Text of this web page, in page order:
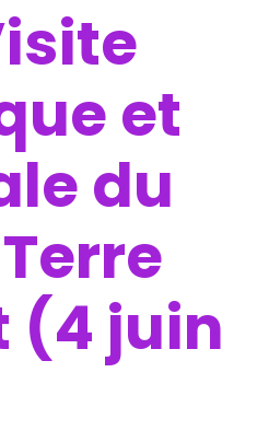
et
du
(4 juin